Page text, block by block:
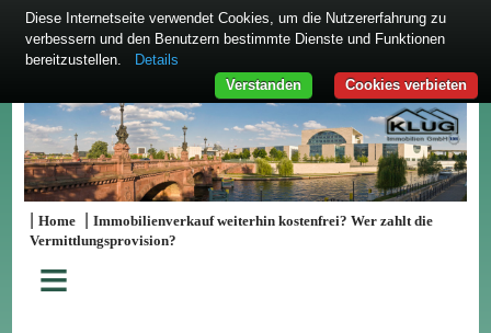
|Home |Immobilienverkauf weiterhin kostenfrei? Wer zahlt die
Vermittlungsprovision?
≡
Diese Internetseite verwendet Cookies, um die Nutzererfahrung zu
verbessern und den Benutzern bestimmte Dienste und Funktionen
bereitzustellen.
Details
Cookies verbieten
Verstanden